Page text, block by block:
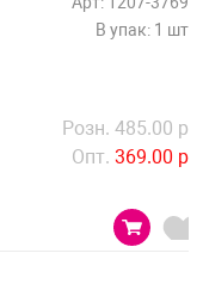
В упак: 1 шт
Розн. 485.00 р
Опт. 369.00 р